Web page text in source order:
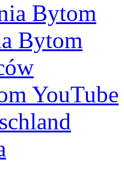
Bytom
Bytom
YouTube